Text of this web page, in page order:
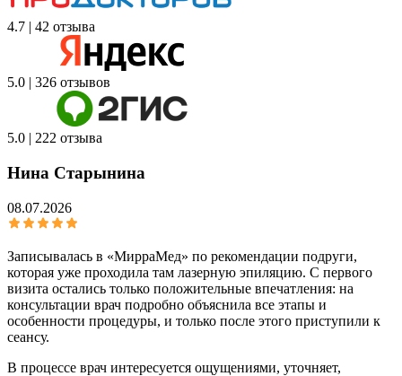
4.7 | 42 отзыва
5.0 | 326 отзывов
5.0 | 222 отзыва
Нина Старынина
08.07.2026
Записывалась в «МирраМед» по рекомендации подруги,
которая уже проходила там лазерную эпиляцию. С первого
визита остались только положительные впечатления: на
консультации врач подробно объяснила все этапы и
особенности процедуры, и только после этого приступили к
сеансу.
В процессе врач интересуется ощущениями, уточняет,